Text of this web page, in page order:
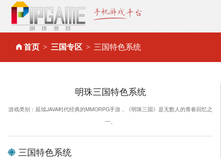
首页 三国专区 三国特色系统
明珠三国特色系统
游戏类别：延续JAVA时代经典的MMORPG手游，《明珠三国》是无数人的青春回忆之
一。
三国特色系统